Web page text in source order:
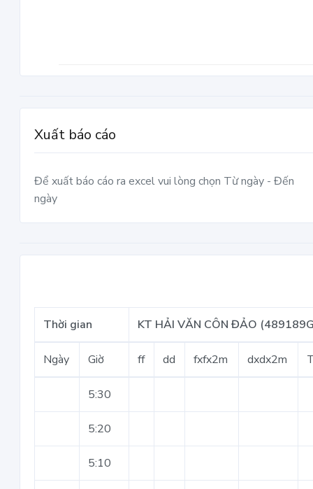
Xuất báo cáo
Để xuất báo cáo ra excel vui lòng chọn Từ ngày - Đến
ngày
Thời gian KT HẢI VĂN CÔN ĐẢO
Ngày Giờ ff dd fxfx2m dxdx2m
5:30
5:20
5:10